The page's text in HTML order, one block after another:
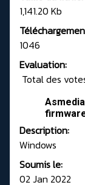
1,141.20 Kb
1046
Evaluation:
Total des
Description:
Windows
Soumis le:
02 Jan 2022